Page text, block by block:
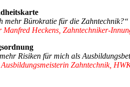
mehr Bürokratie für die Zahntechnik?“
Manfred Heckens, Zahntechniker-
Risiken für mich als
Zahntechnik,